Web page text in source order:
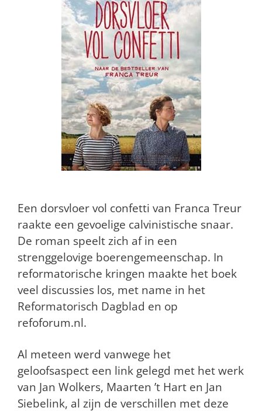
Een dorsvloer vol confetti van Franca Treur
raakte een gevoelige calvinistische snaar.
De roman speelt zich af in een
strenggelovige boerengemeenschap. In
reformatorische kringen maakte het boek
veel discussies los, met name in het
Reformatorisch Dagblad en op
refoforum.nl.
Al meteen werd vanwege het
geloofsaspect een link gelegd met het werk
van Jan Wolkers, Maarten ’t Hart en Jan
Siebelink, al zijn de verschillen met deze